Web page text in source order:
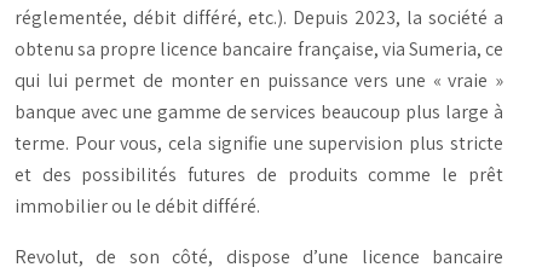
réglementée, débit différé, etc.). Depuis 2023, la société a
obtenu sa propre licence bancaire française, via Sumeria, ce
qui lui permet de monter en puissance vers une « vraie »
banque avec une gamme de services beaucoup plus large à
terme. Pour vous, cela signifie une supervision plus stricte
et des possibilités futures de produits comme le prêt
immobilier ou le débit différé.
Revolut, de son côté, dispose d’une licence bancaire